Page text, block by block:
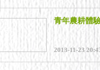
青年農耕體
2013-11-23